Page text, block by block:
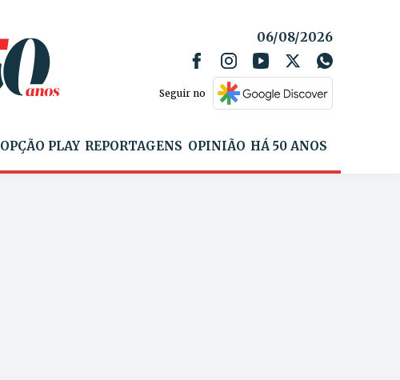
06/08/2026
Seguir no
OPÇÃO PLAY REPORTAGENS OPINIÃO HÁ 50 ANOS